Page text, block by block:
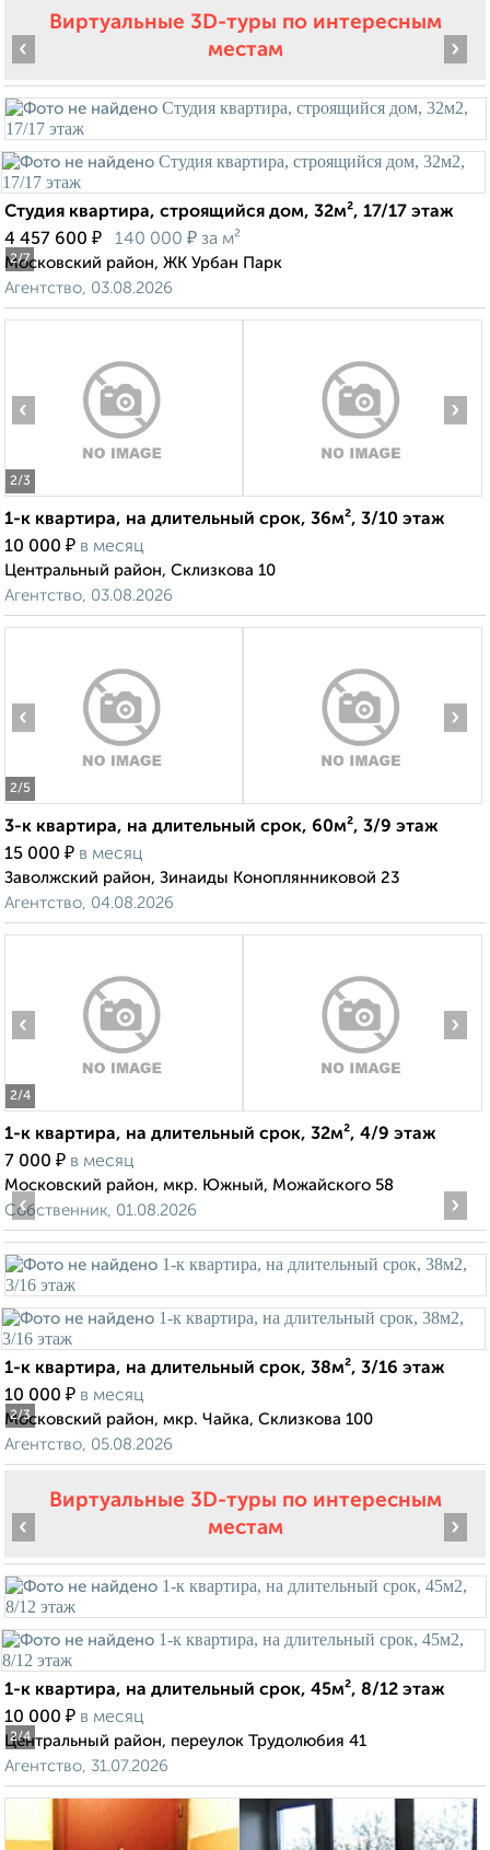
Виртуальные 3D-туры по интересным
местам
2/7
‹ ›
Студия квартира, строящийся дом, 32м², 17/17 этаж
4 457 600 ₽ 140 000 ₽ за м²
Московский район, ЖК Урбан Парк
Агентство, 03.08.2026
2/3
‹ ›
1-к квартира, на длительный срок, 36м², 3/10 этаж
10 000 ₽ в месяц
Центральный район, Склизкова 10
Агентство, 03.08.2026
2/5
‹ ›
3-к квартира, на длительный срок, 60м², 3/9 этаж
15 000 ₽ в месяц
Заволжский район, Зинаиды Коноплянниковой 23
Агентство, 04.08.2026
2/4
‹ ›
1-к квартира, на длительный срок, 32м², 4/9 этаж
7 000 ₽ в месяц
Московский район, мкр. Южный, Можайского 58
Собственник, 01.08.2026
2/3
‹ ›
1-к квартира, на длительный срок, 38м², 3/16 этаж
10 000 ₽ в месяц
Московский район, мкр. Чайка, Склизкова 100
Агентство, 05.08.2026
Виртуальные 3D-туры по интересным
местам
2/4
‹ ›
1-к квартира, на длительный срок, 45м², 8/12 этаж
10 000 ₽ в месяц
Центральный район, переулок Трудолюбия 41
Агентство, 31.07.2026